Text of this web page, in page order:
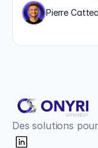
comment les
Pierre
Des solutions